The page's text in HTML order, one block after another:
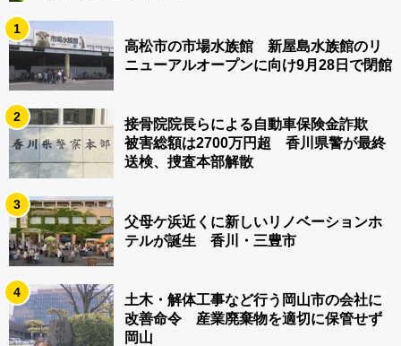
1
高松市の市場水族館 新屋島水族館のリ
ニューアルオープンに向け9月28日で閉館
2
接骨院院長らによる自動車保険金詐欺
被害総額は2700万円超 香川県警が最終
送検、捜査本部解散
3
父母ケ浜近くに新しいリノベーションホ
テルが誕生 香川・三豊市
4
土木・解体工事など行う岡山市の会社に
改善命令 産業廃棄物を適切に保管せず
岡山